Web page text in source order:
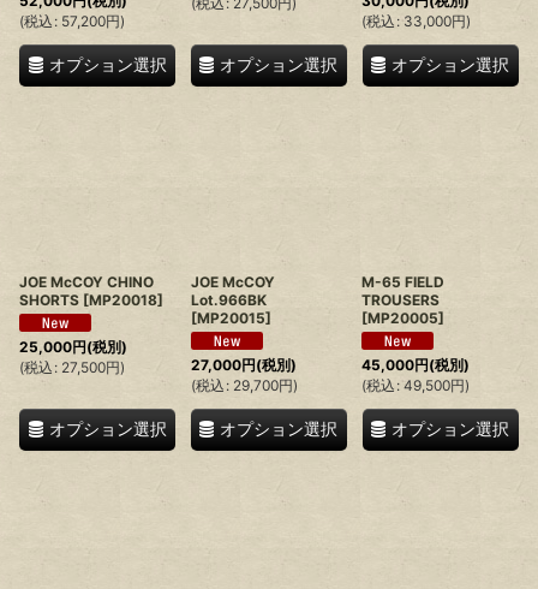
(税込 : 57,200円)
オプション選択 オプション選択
(税込 : 33,000円)
オプション選択
JOE McCOY CHINO
SHORTS [MP20018]
25,000円(税別)
(税込 : 27,500円)
オプション選択
JOE McCOY
Lot.966BK
[MP20015]
27,000円(税別)
(税込 : 29,700円)
オプション選択
M-65 FIELD
TROUSERS
[MP20005]
45,000円(税別)
(税込 : 49,500円)
オプション選択